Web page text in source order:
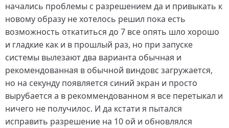
начались проблемы с разрешением да и привыкать к
новому образу не хотелось решил пока есть
возможность откатиться до 7 все опять шло хорошо
и гладкие как и в прошлый раз, но при запуске
системы вылезают два варианта обычная и
рекомендованная в обычной виндовс загружается,
но на секунду появляется синий экран и просто
вырубается а в рекоммендованном я все перетыкал и
ничего не получилос. И да кстати я пытался
исправить разрешение на 10 ой и обновлялся